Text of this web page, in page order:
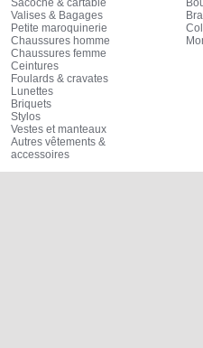
Sacoche & cartable
Valises & Bagages
Petite maroquinerie
Chaussures homme
Chaussures femme
Ceintures
Foulards & cravates
Lunettes
Briquets
Stylos
Vestes et manteaux
Autres vêtements &
accessoires